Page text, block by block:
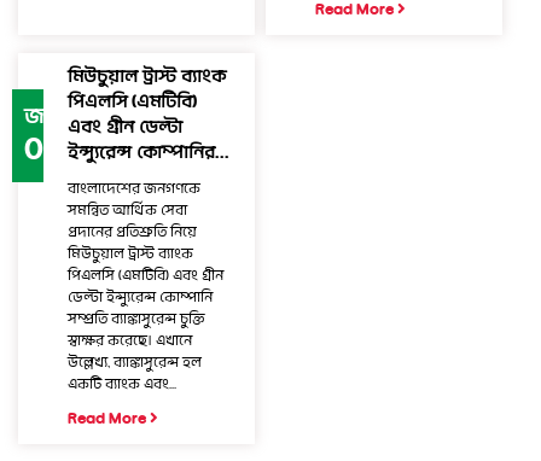
Read More
জানু.
04
মিউচুয়াল ট্রাস্ট ব্যাংক
পিএলসি (এমটিবি)
এবং গ্রীন ডেল্টা
ইন্স্যুরেন্স কোম্পানির...
বাংলাদেশের জনগণকে
সমন্বিত আর্থিক সেবা
প্রদানের প্রতিশ্রুতি নিয়ে
মিউচুয়াল ট্রাস্ট ব্যাংক
পিএলসি (এমটিবি) এবং গ্রীন
ডেল্টা ইন্স্যুরেন্স কোম্পানি
সম্প্রতি ব্যাঙ্কাসুরেন্স চুক্তি
স্বাক্ষর করেছে। এখানে
উল্লেখ্য, ব্যাঙ্কাসুরেন্স হল
একটি ব্যাংক এবং...
Read More